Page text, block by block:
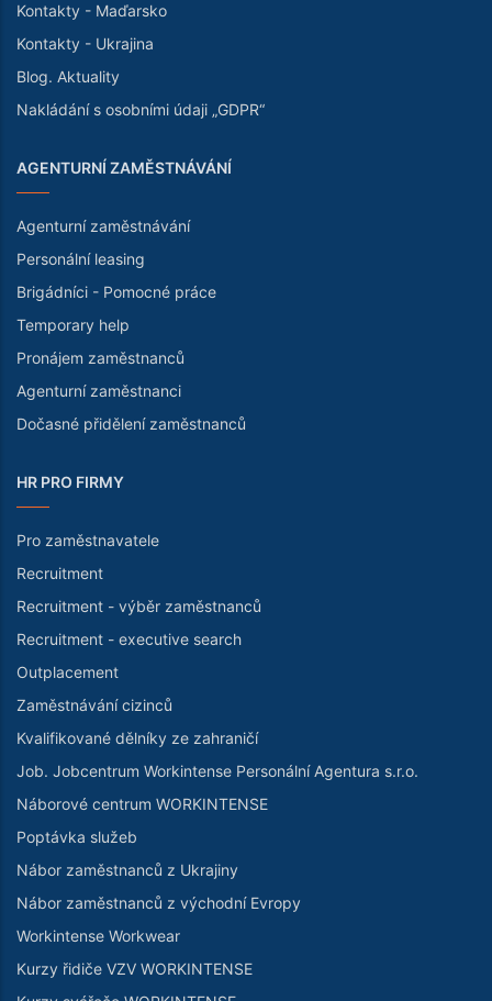
Kontakty - Maďarsko
Kontakty - Ukrajina
Blog. Aktuality
Nakládání s osobními údaji „GDPR“
AGENTURNÍ ZAMĚSTNÁVÁNÍ
Agenturní zaměstnávání
Personální leasing
Brigádníci - Pomocné práce
Temporary help
Pronájem zaměstnanců
Agenturní zaměstnanci
Dočasné přidělení zaměstnanců
HR PRO FIRMY
Pro zaměstnavatele
Recruitment
Recruitment - výběr zaměstnanců
Recruitment - executive search
Outplacement
Zaměstnávání cizinců
Kvalifikované dělníky ze zahraničí
Job. Jobcentrum Workintense Personální Agentura s.r.o.
Náborové centrum WORKINTENSE
Poptávka služeb
Nábor zaměstnanců z Ukrajiny
Nábor zaměstnanců z východní Evropy
Workintense Workwear
Kurzy řidiče VZV WORKINTENSE